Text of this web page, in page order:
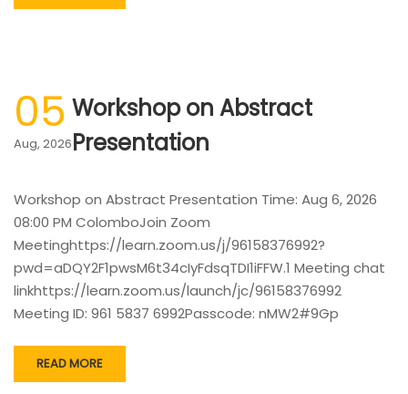
05
Aug, 2026
Workshop on Abstract
Presentation
Workshop on Abstract Presentation Time: Aug 6, 2026
08:00 PM ColomboJoin Zoom
Meetinghttps://learn.zoom.us/j/96158376992?
pwd=aDQY2F1pwsM6t34cIyFdsqTDI1iFFW.1 Meeting chat
linkhttps://learn.zoom.us/launch/jc/96158376992
Meeting ID: 961 5837 6992Passcode: nMW2#9Gp
READ MORE